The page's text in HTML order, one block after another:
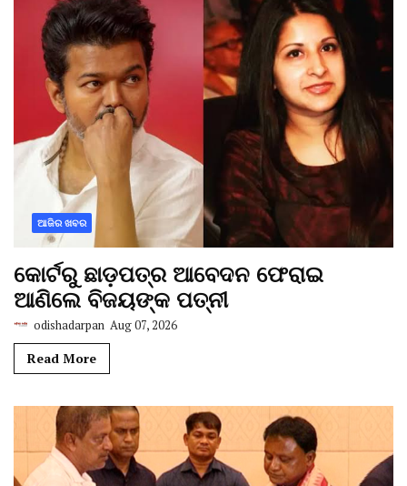
ଆଜିର ଖବର
କୋର୍ଟରୁ ଛାଡ଼ପତ୍ର ଆବେଦନ ଫେରାଇ
ଆଣିଲେ ବିଜୟଙ୍କ ପତ୍ନୀ
odishadarpan Aug 07, 2026
Read More